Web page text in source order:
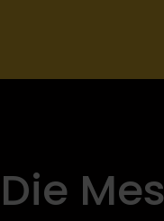
Die